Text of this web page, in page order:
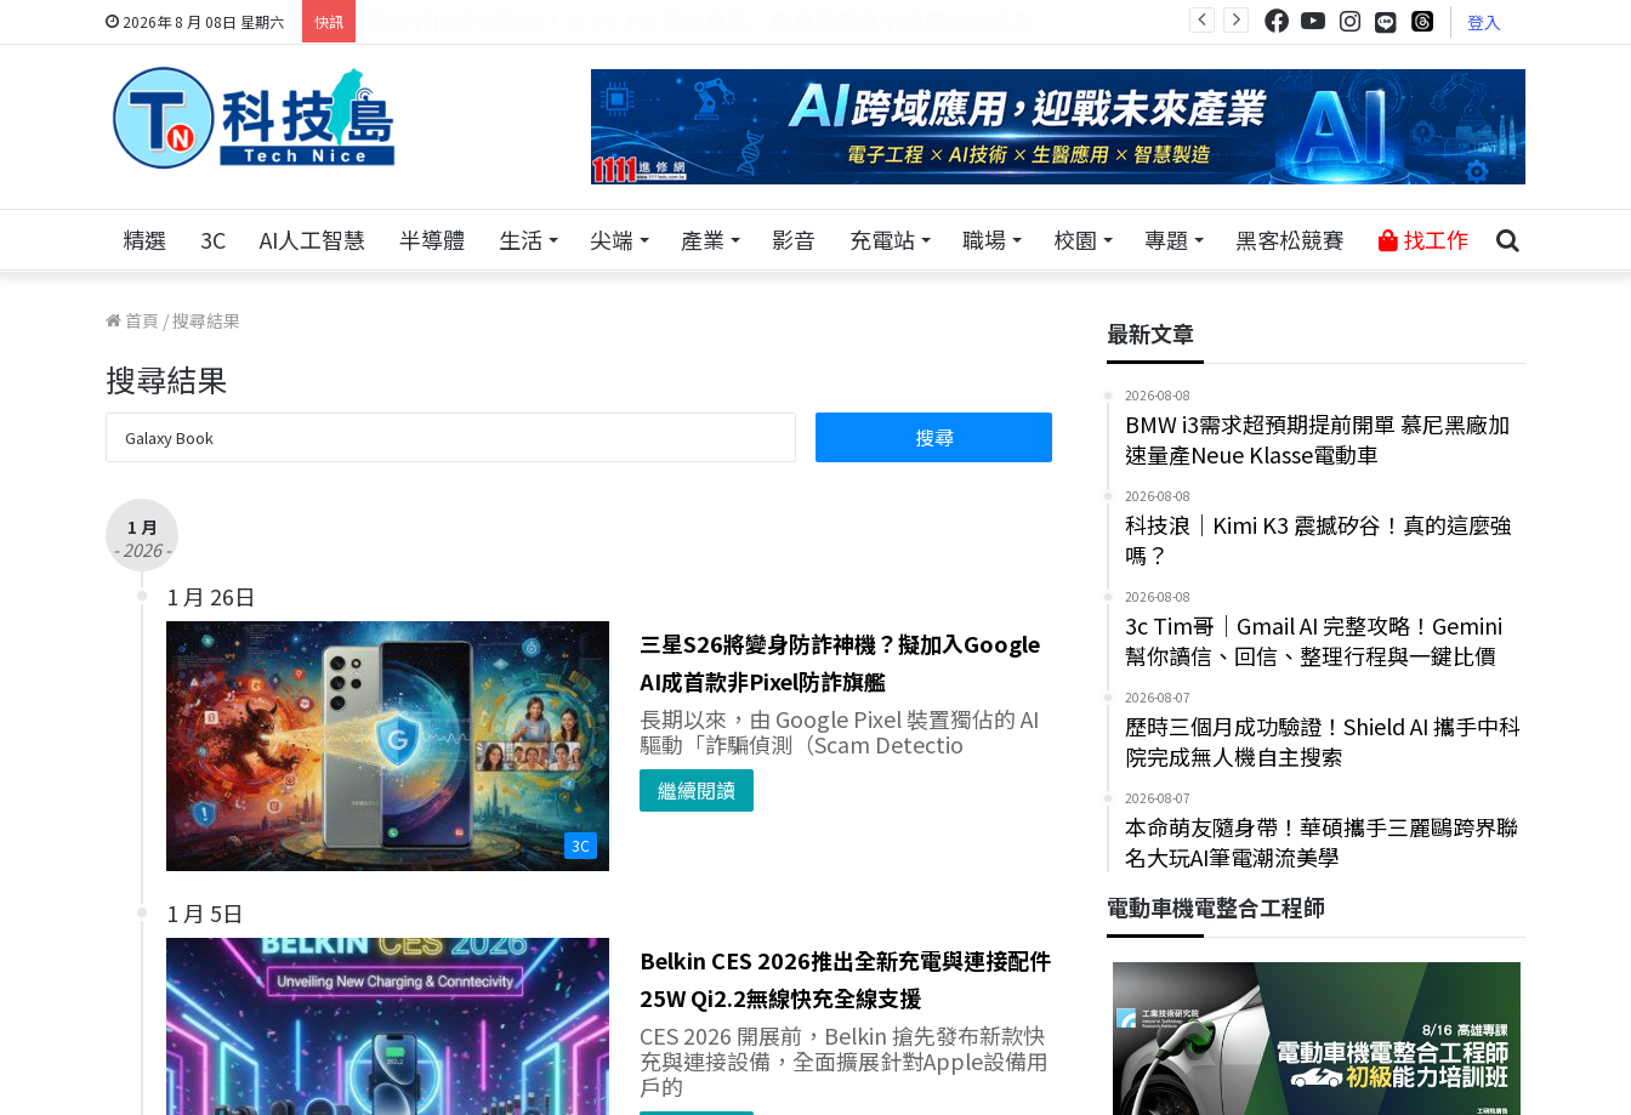
2026年 8 月 08日 星期六 快訊 登入
精選 3C AI人工智慧 半導體 生活 尖端 產業 影音 充電站 職場 校園 專題 黑客松競賽 找工作
首頁 /搜尋結果
搜尋結果
1 月
- 2026 -
1 月 26日
3C
三星S26將變身防詐神機？擬加入Google
AI成首款非Pixel防詐旗艦
長期以來，由 Google Pixel 裝置獨佔的 AI
驅動「詐騙偵測（Scam Detectio
繼續閱讀
1 月 5日
Belkin CES 2026推出全新充電與連接配件
25W Qi2.2無線快充全線支援
CES 2026 開展前，Belkin 搶先發布新款快
充與連接設備，全面擴展針對Apple設備用
戶的
最新文章
2026-08-08
BMW i3需求超預期提前開單 慕尼黑廠加
速量產Neue Klasse電動車
2026-08-08
科技浪｜Kimi K3 震撼矽谷！真的這麼強
嗎？
2026-08-08
3c Tim哥｜Gmail AI 完整攻略！Gemini
幫你讀信、回信、整理行程與一鍵比價
2026-08-07
歷時三個月成功驗證！Shield AI 攜手中科
院完成無人機自主搜索
2026-08-07
本命萌友隨身帶！華碩攜手三麗鷗跨界聯
名大玩AI筆電潮流美學
電動車機電整合工程師